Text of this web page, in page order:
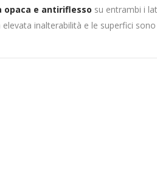
e antiriflesso su entrambi i
inalterabilità e le superfici sono